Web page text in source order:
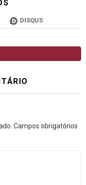
DISQUS
Campos obrigatórios